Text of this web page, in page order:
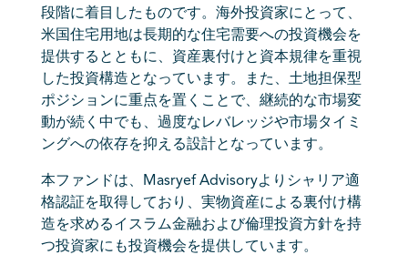
段階に着目したものです。海外投資家にとって、
米国住宅用地は長期的な住宅需要への投資機会を
提供するとともに、資産裏付けと資本規律を重視
した投資構造となっています。また、土地担保型
ポジションに重点を置くことで、継続的な市場変
動が続く中でも、過度なレバレッジや市場タイミ
ングへの依存を抑える設計となっています。
本ファンドは、Masryef Advisoryよりシャリア適
格認証を取得しており、実物資産による裏付け構
造を求めるイスラム金融および倫理投資方針を持
つ投資家にも投資機会を提供しています。